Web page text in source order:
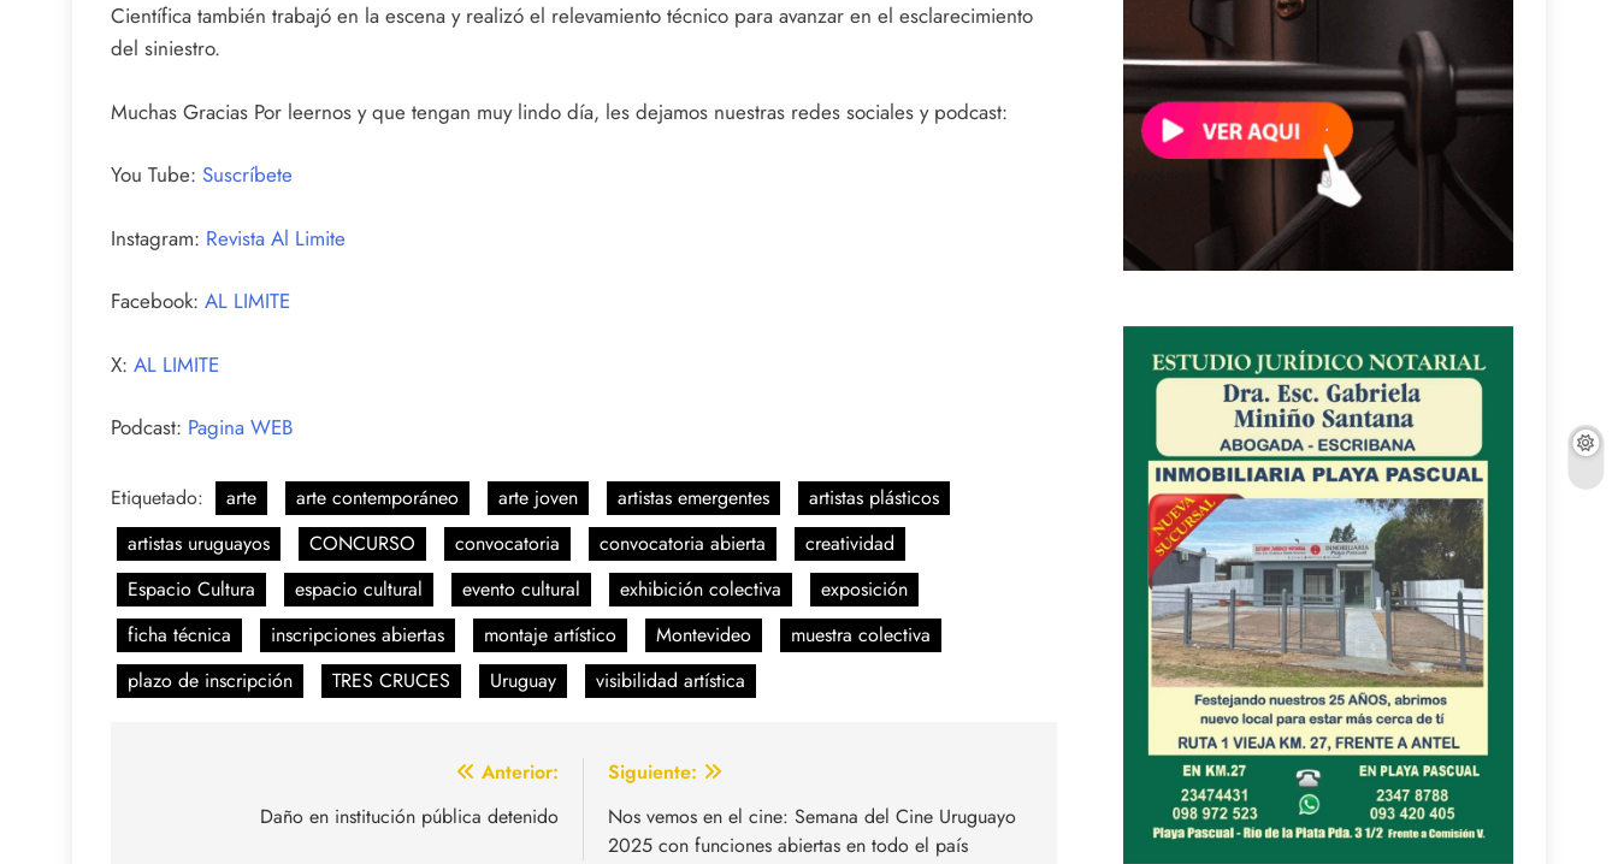
Científica también trabajó en la escena y realizó el relevamiento técnico para avanzar en el esclarecimiento
del siniestro.
Muchas Gracias Por leernos y que tengan muy lindo día, les dejamos nuestras redes sociales y podcast:
You Tube: Suscríbete
Instagram: Revista Al Limite
Facebook: AL LIMITE
X: AL LIMITE
Podcast: Pagina WEB
Etiquetado: arte arte contemporáneo arte joven artistas emergentes
artistas plásticos
artistas uruguayos
CONCURSO convocatoria convocatoria abierta
creatividad
Espacio Cultura
espacio cultural evento cultural exhibición colectiva
exposición
ficha técnica
inscripciones abiertas montaje artístico Montevideo
muestra colectiva
plazo de inscripción
TRES CRUCES Uruguay visibilidad artística
Anterior:
Daño en institución pública detenido
Siguiente:
Nos vemos en el cine: Semana del Cine Uruguayo
2025 con funciones abiertas en todo el país